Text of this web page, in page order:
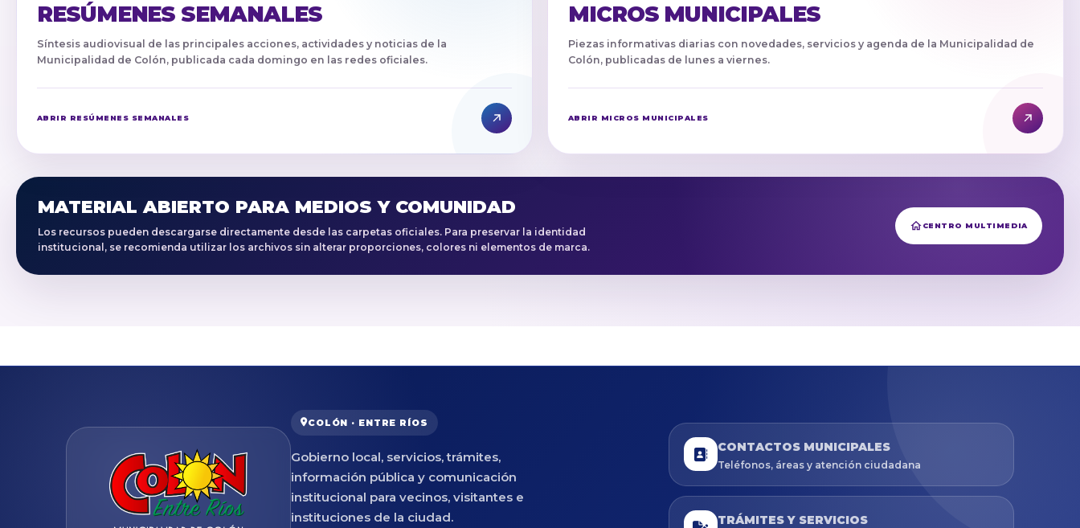
RESÚMENES SEMANALES
Síntesis audiovisual de las principales acciones, actividades y noticias de la
Municipalidad de Colón, publicada cada domingo en las redes oficiales.
ABRIR RESÚMENES SEMANALES
MICROS MUNICIPALES
Piezas informativas diarias con novedades, servicios y agenda de la Municipalidad de
Colón, publicadas de lunes a viernes.
ABRIR MICROS MUNICIPALES
MATERIAL ABIERTO PARA MEDIOS Y COMUNIDAD
Los recursos pueden descargarse directamente desde las carpetas oficiales. Para preservar la identidad
institucional, se recomienda utilizar los archivos sin alterar proporciones, colores ni elementos de marca.
CENTRO MULTIMEDIA
COLÓN · ENTRE RÍOS
Gobierno local, servicios, trámites,
información pública y comunicación
institucional para vecinos, visitantes e
instituciones de la ciudad.
CONTACTOS MUNICIPALES
Teléfonos, áreas y atención ciudadana
TRÁMITES Y SERVICIOS